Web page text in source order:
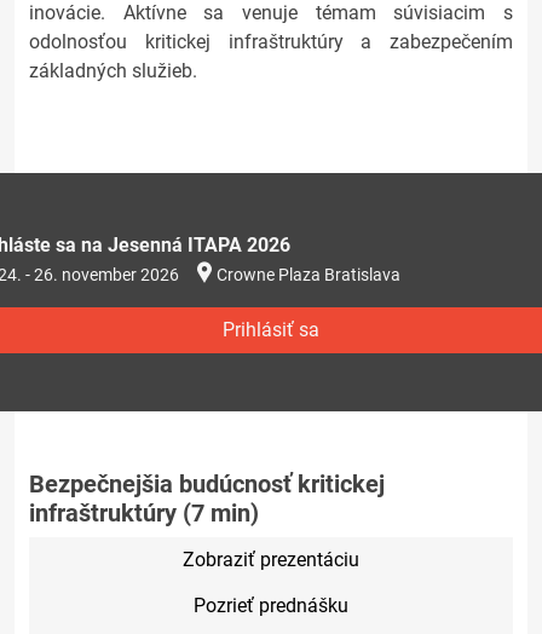
inovácie. Aktívne sa venuje témam súvisiacim s
odolnosťou kritickej infraštruktúry a zabezpečením
základných služieb.
sa na Jesenná ITAPA 2026
- 26. november 2026 Crowne Plaza Bratislava
Prihlásiť sa
Bezpečnejšia budúcnosť kritickej
infraštruktúry (7 min)
Zobraziť prezentáciu
Pozrieť prednášku